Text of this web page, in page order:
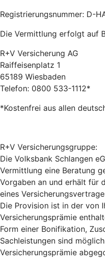
Registrierungsnummer: D-
Die Vermittlung erfolgt auf
R+V Versicherung AG
Raiffeisenplatz 1
65189 Wiesbaden
Telefon: 0800 533-1112*
*Kostenfrei aus allen
R+V Versicherungsgruppe:
Die Volksbank Schlangen
Vermittlung eine Beratung
Vorgaben an und erhält für
eines
Die Provision ist in der von
Versicherungsprämie
Form einer Bonifikation,
Sachleistungen sind
Versicherungsprämie